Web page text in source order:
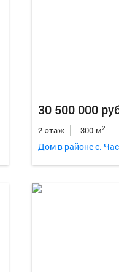
30 500 000
2-этаж 300 м2
Дом в районе с.